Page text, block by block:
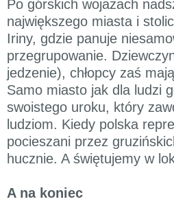
Po górskich wojażach
największego miasta i
Iriny, gdzie panuje
przegrupowanie.
jedzenie), chłopcy zaś
Samo miasto jak dla ludzi
swoistego uroku, który
ludziom. Kiedy polska
pocieszani przez
hucznie. A świętujemy w
A na koniec